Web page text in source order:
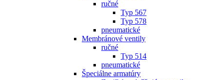
ručné
Typ 567
Typ 578
pneumatické
Membránové ventily
ručné
Typ 514
pneumatické
Špeciálne armatúry